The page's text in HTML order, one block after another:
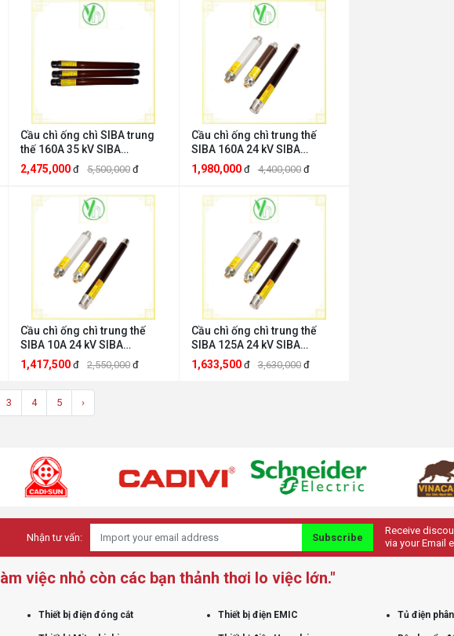
Cầu chì ống chì SIBA trung
thế 160A 35 kV SIBA
CTTT35kV160A
2,475,000 đ 5,500,000 đ
Cầu chì ống chì trung thế
SIBA 160A 24 kV SIBA
CTTT24kv160A
1,980,000 đ 4,400,000 đ
Cầu chì ống chì trung thế
SIBA 10A 24 kV SIBA
CTTT24kv10A
1,417,500 đ 2,550,000 đ
Cầu chì ống chì trung thế
SIBA 125A 24 kV SIBA
CTTT24kv125A
1,633,500 đ 3,630,000 đ
3 4 5 ›
Nhận tư vấn: Subscribe
Receive
via your Email
việc nhỏ còn các bạn thảnh thơi lo việc lớn."
Thiết bị điện đóng cắt Thiết bị điện EMIC Tủ điện